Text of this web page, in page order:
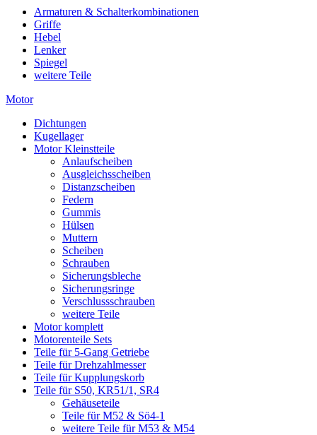
Armaturen & Schalterkombinationen
Griffe
Hebel
Lenker
Spiegel
weitere Teile
Motor
Dichtungen
Kugellager
Motor Kleinstteile
Anlaufscheiben
Ausgleichsscheiben
Distanzscheiben
Federn
Gummis
Hülsen
Muttern
Scheiben
Schrauben
Sicherungsbleche
Sicherungsringe
Verschlussschrauben
weitere Teile
Motor komplett
Motorenteile Sets
Teile für 5-Gang Getriebe
Teile für Drehzahlmesser
Teile für Kupplungskorb
Teile für S50, KR51/1, SR4
Gehäuseteile
Teile für M52 & Sö4-1
weitere Teile für M53 & M54